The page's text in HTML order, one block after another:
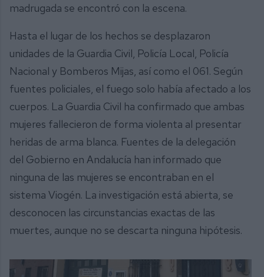
madrugada se encontró con la escena.
Hasta el lugar de los hechos se desplazaron
unidades de la Guardia Civil, Policía Local, Policía
Nacional y Bomberos Mijas, así como el 061. Según
fuentes policiales, el fuego solo había afectado a los
cuerpos. La Guardia Civil ha confirmado que ambas
mujeres fallecieron de forma violenta al presentar
heridas de arma blanca. Fuentes de la delegación
del Gobierno en Andalucía han informado que
ninguna de las mujeres se encontraban en el
sistema Viogén. La investigación está abierta, se
desconocen las circunstancias exactas de las
muertes, aunque no se descarta ninguna hipótesis.